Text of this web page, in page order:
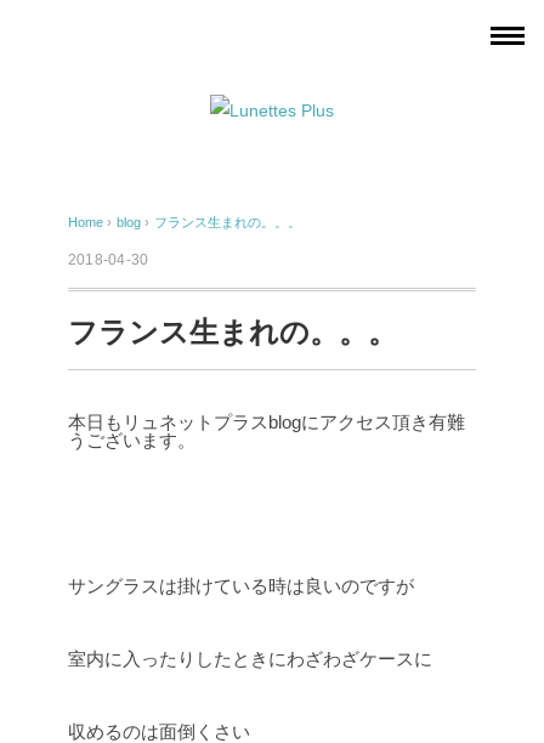
Home › blog › フランス生まれの。。。
2018-04-30
フランス生まれの。。。
本日もリュネットプラスblogにアクセス頂き有難
うございます。
サングラスは掛けている時は良いのですが
室内に入ったりしたときにわざわざケースに
収めるのは面倒くさい